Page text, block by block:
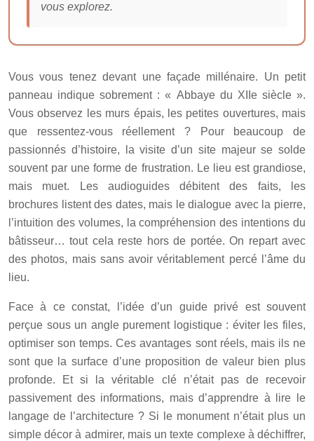
vous explorez.
Vous vous tenez devant une façade millénaire. Un petit
panneau indique sobrement : « Abbaye du XIIe siècle ».
Vous observez les murs épais, les petites ouvertures, mais
que ressentez-vous réellement ? Pour beaucoup de
passionnés d’histoire, la visite d’un site majeur se solde
souvent par une forme de frustration. Le lieu est grandiose,
mais muet. Les audioguides débitent des faits, les
brochures listent des dates, mais le dialogue avec la pierre,
l’intuition des volumes, la compréhension des intentions du
bâtisseur… tout cela reste hors de portée. On repart avec
des photos, mais sans avoir véritablement percé l’âme du
lieu.
Face à ce constat, l’idée d’un guide privé est souvent
perçue sous un angle purement logistique : éviter les files,
optimiser son temps. Ces avantages sont réels, mais ils ne
sont que la surface d’une proposition de valeur bien plus
profonde. Et si la véritable clé n’était pas de recevoir
passivement des informations, mais d’apprendre à lire le
langage de l’architecture ? Si le monument n’était plus un
simple décor à admirer, mais un texte complexe à déchiffrer,